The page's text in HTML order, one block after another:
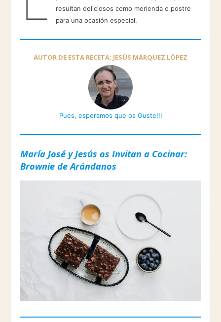
resultan deliciosos como merienda o postre
para una ocasión especial.
AUTOR DE ESTA RECETA: JESÚS MÁRQUEZ LÓPEZ
Pues, esperamos que os Guste!!!
María José y Jesús os Invitan a Cocinar:
Brownie de Arándanos